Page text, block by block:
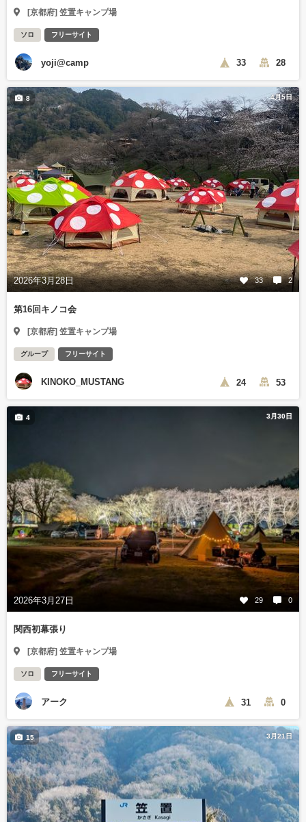
[京都府] 笠置キャンプ場
ソロ フリーサイト
yoji@camp 33 28
4月5日
2026年3月28日 33 2
8
第16回キノコ会
[京都府] 笠置キャンプ場
グループ フリーサイト
KINOKO_MUSTANG 24 53
3月30日
2026年3月27日 29 0
4
関西初幕張り
[京都府] 笠置キャンプ場
ソロ フリーサイト
アーク 31 0
3月21日
15